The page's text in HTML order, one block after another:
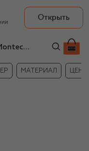
Открыть
Мужская одежда Montecore бежевого цвета
МАТЕРИАЛ ЦЕНА